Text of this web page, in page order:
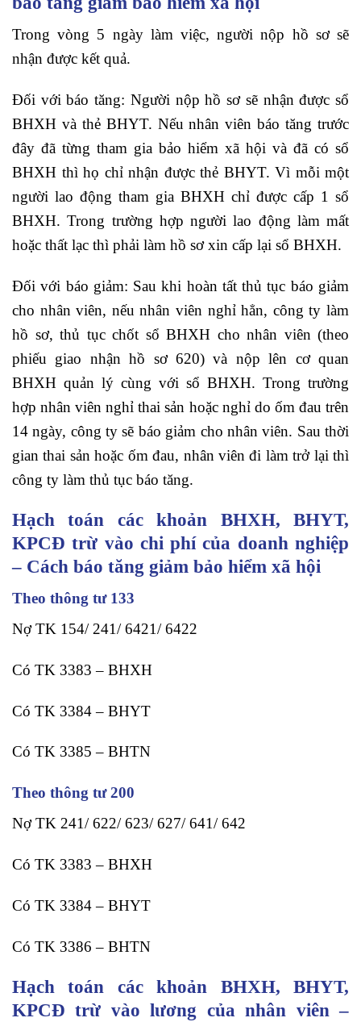
Trong vòng 5 ngày làm việc, người nộp hồ sơ sẽ
nhận được kết quả.
Đối với báo tăng: Người nộp hồ sơ sẽ nhận được sổ
BHXH và thẻ BHYT. Nếu nhân viên báo tăng trước
đây đã từng tham gia bảo hiểm xã hội và đã có sổ
BHXH thì họ chỉ nhận được thẻ BHYT. Vì mỗi một
người lao động tham gia BHXH chỉ được cấp 1 sổ
BHXH. Trong trường hợp người lao động làm mất
hoặc thất lạc thì phải làm hồ sơ xin cấp lại sổ BHXH.
Đối với báo giảm: Sau khi hoàn tất thủ tục báo giảm
cho nhân viên, nếu nhân viên nghỉ hẳn, công ty làm
hồ sơ, thủ tục chốt sổ BHXH cho nhân viên (theo
phiếu giao nhận hồ sơ 620) và nộp lên cơ quan
BHXH quản lý cùng với sổ BHXH. Trong trường
hợp nhân viên nghỉ thai sản hoặc nghỉ do ốm đau trên
14 ngày, công ty sẽ báo giảm cho nhân viên. Sau thời
gian thai sản hoặc ốm đau, nhân viên đi làm trở lại thì
công ty làm thủ tục báo tăng.
Hạch toán các khoản BHXH, BHYT,
KPCĐ trừ vào chi phí của doanh nghiệp
– Cách báo tăng giảm bảo hiểm xã hội
Theo thông tư 133
Nợ TK 154/ 241/ 6421/ 6422
Có TK 3383 – BHXH
Có TK 3384 – BHYT
Có TK 3385 – BHTN
Theo thông tư 200
Nợ TK 241/ 622/ 623/ 627/ 641/ 642
Có TK 3383 – BHXH
Có TK 3384 – BHYT
Có TK 3386 – BHTN
Hạch toán các khoản BHXH, BHYT,
KPCĐ trừ vào lương của nhân viên –